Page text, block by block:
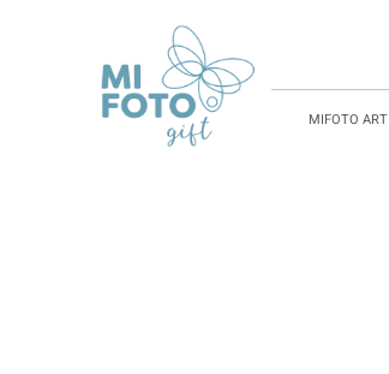
MIFOTO ART